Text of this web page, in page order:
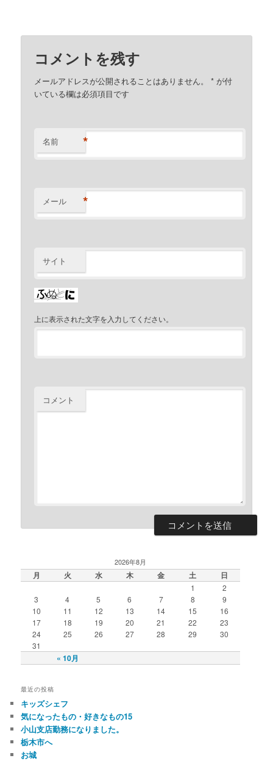
コメントを残す
メールアドレスが公開されることはありません。 * が付
いている欄は必須項目です
名前 *
メール *
サイト
上に表示された文字を入力してください。
コメント
2026年8月
月 火 水 木 金 土 日
« 10月
1
2
3
4 5 6 7 8
9
10
11 12 13 14 15
16
17
18 19 20 21 22
23
24
25 26 27 28 29
30
31
最近の投稿
キッズシェフ
気になったもの・好きなもの15
小山支店勤務になりました。
栃木市へ
お城